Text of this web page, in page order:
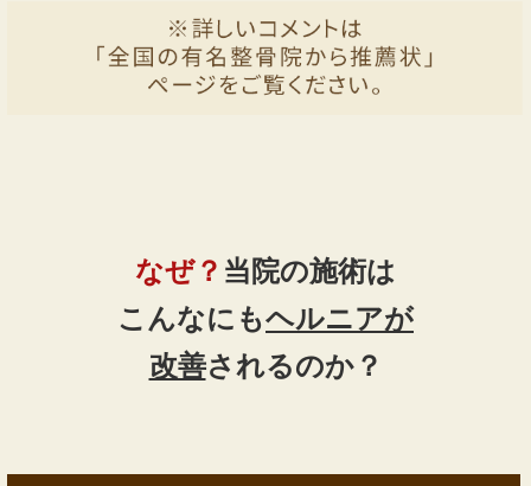
なぜ？ 当院の施術は
こんなにもヘルニアが
改善されるのか？